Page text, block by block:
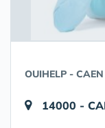
OUIHELP -
14000 -